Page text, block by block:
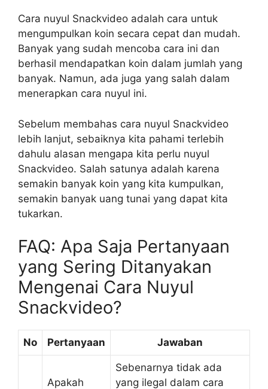
Cara nuyul Snackvideo adalah cara untuk
mengumpulkan koin secara cepat dan mudah.
Banyak yang sudah mencoba cara ini dan
berhasil mendapatkan koin dalam jumlah yang
banyak. Namun, ada juga yang salah dalam
menerapkan cara nuyul ini.
Sebelum membahas cara nuyul Snackvideo
lebih lanjut, sebaiknya kita pahami terlebih
dahulu alasan mengapa kita perlu nuyul
Snackvideo. Salah satunya adalah karena
semakin banyak koin yang kita kumpulkan,
semakin banyak uang tunai yang dapat kita
tukarkan.
FAQ: Apa Saja Pertanyaan
yang Sering Ditanyakan
Mengenai Cara Nuyul
Snackvideo?
No Pertanyaan Jawaban
Apakah
Sebenarnya tidak ada
yang ilegal dalam cara